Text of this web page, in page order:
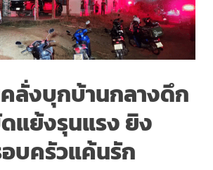
ลั่งบุกบ้านกลางดึก
แย้งรุนแรงยิง
บครัวแค้นรัก